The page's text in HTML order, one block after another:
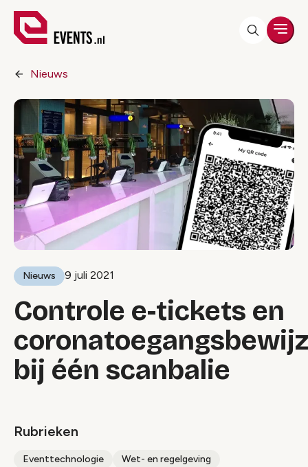
Nieuws
Nieuws 9 juli 2021
Controle e-tickets en
bij één scanbalie
Rubrieken
Eventtechnologie Wet- en regelgeving